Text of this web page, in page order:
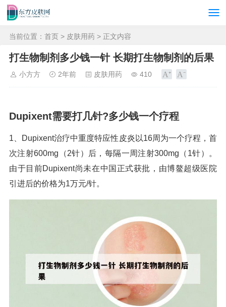
当前位置： 首页 > 皮肤用药 > 正文内容
打生物制剂多少钱一针 长期打生物制剂的后果
小方方 2年前 皮肤用药 410
Dupixent需要打几针?多少钱一个疗程
1、Dupixent治疗中重度特应性皮炎以16周为一个疗程，首
次注射600mg（2针）后，每隔一周注射300mg（1针）。
由于目前Dupixent尚未在中国正式获批，由博鳌超级医院
引进后的价格为1万元/针。